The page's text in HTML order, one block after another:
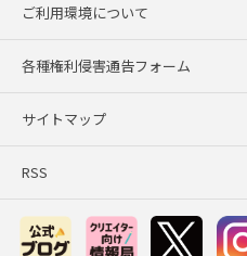
ご利用環境について
各種権利侵害通告フォーム
サイトマップ
RSS